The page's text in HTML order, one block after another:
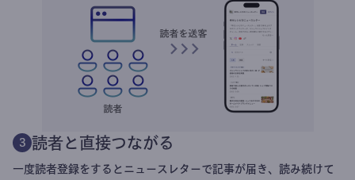
3 読者と直接つながる
一度読者登録をするとニュースレターで記事が届き、読み続けて